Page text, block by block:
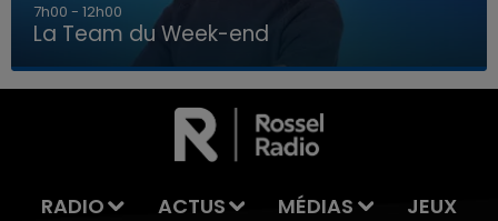
LA TEAM DU WEEK-END
16h00 - 20h00
La Team du Week-end
RADIO ACTUS MÉDIAS
JEUX